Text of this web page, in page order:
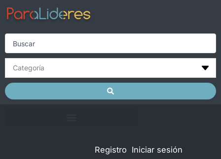
Skip
content
Search
Registro Iniciar sesión